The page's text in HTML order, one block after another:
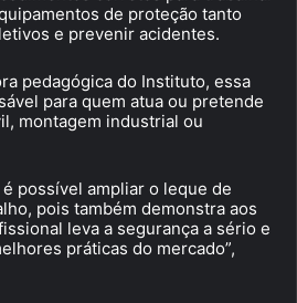
de proteção tanto
e prevenir acidentes.
pedagógica do Instituto, essa
para quem atua ou pretende
montagem industrial ou
possível ampliar o leque de
pois também demonstra aos
leva a segurança a sério e
práticas do mercado”,